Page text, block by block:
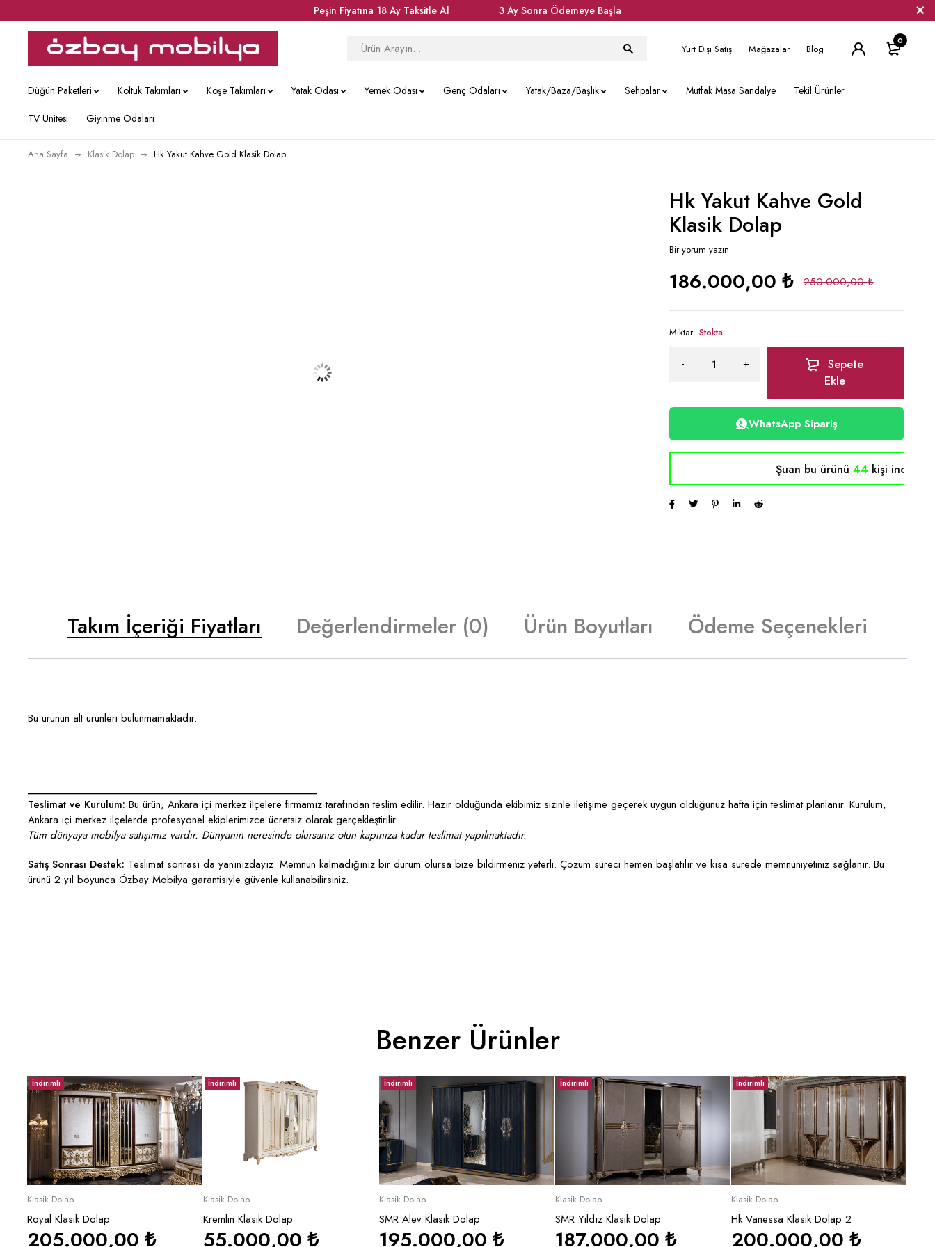
Peşin Fiyatına 18 Ay Taksitle Al 3 Ay Sonra Ödemeye Başla
Yurt Dışı Satış Mağazalar Blog
0
Düğün Paketleri Koltuk Takımları Köşe Takımları Yatak Odası Yemek Odası Genç Odaları Yatak/Baza/Başlık Sehpalar Mutfak Masa Sandalye
Tekil Ürünler
TV Ünitesi
Giyinme Odaları
Ana Sayfa Klasik Dolap Hk Yakut Kahve Gold Klasik Dolap
Hk Yakut Kahve Gold
Klasik Dolap
Bir yorum yazın
250.000,00₺
186.000,00 ₺
Miktar Stokta
Sepete
Ekle
WhatsApp Sipariş
Şuan bu ürünü44 kişi inceliyor
Takım İçeriği Fiyatları Değerlendirmeler (0) Ürün Boyutları Ödeme Seçenekleri
Bu ürünün alt ürünleri bulunmamaktadır.
____________________________________________________
Teslimat ve Kurulum: Bu ürün, Ankara içi merkez ilçelere firmamız tarafından teslim edilir. Hazır olduğunda ekibimiz sizinle iletişime geçerek uygun olduğunuz hafta için teslimat planlanır. Kurulum,
Ankara içi merkez ilçelerde profesyonel ekiplerimizce ücretsiz olarak gerçekleştirilir.
Tüm dünyaya mobilya satışımız vardır. Dünyanın neresinde olursanız olun kapınıza kadar teslimat yapılmaktadır.
Satış Sonrası Destek: Teslimat sonrası da yanınızdayız. Memnun kalmadığınız bir durum olursa bize bildirmeniz yeterli. Çözüm süreci hemen başlatılır ve kısa sürede memnuniyetiniz sağlanır. Bu
ürünü 2 yıl boyunca Özbay Mobilya garantisiyle güvenle kullanabilirsiniz.
Benzer Ürünler
İndirimli
Klasik Dolap
Royal Klasik Dolap
205.000,00 ₺
İndirimli
Klasik Dolap
Kremlin Klasik Dolap
55.000,00 ₺
İndirimli
Klasik Dolap
SMR Alev Klasik Dolap
195.000,00 ₺
İndirimli
Klasik Dolap
SMR Yıldız Klasik Dolap
187.000,00 ₺
İndirimli
Klasik Dolap
Hk Vanessa Klasik Dolap 2
200.000,00 ₺